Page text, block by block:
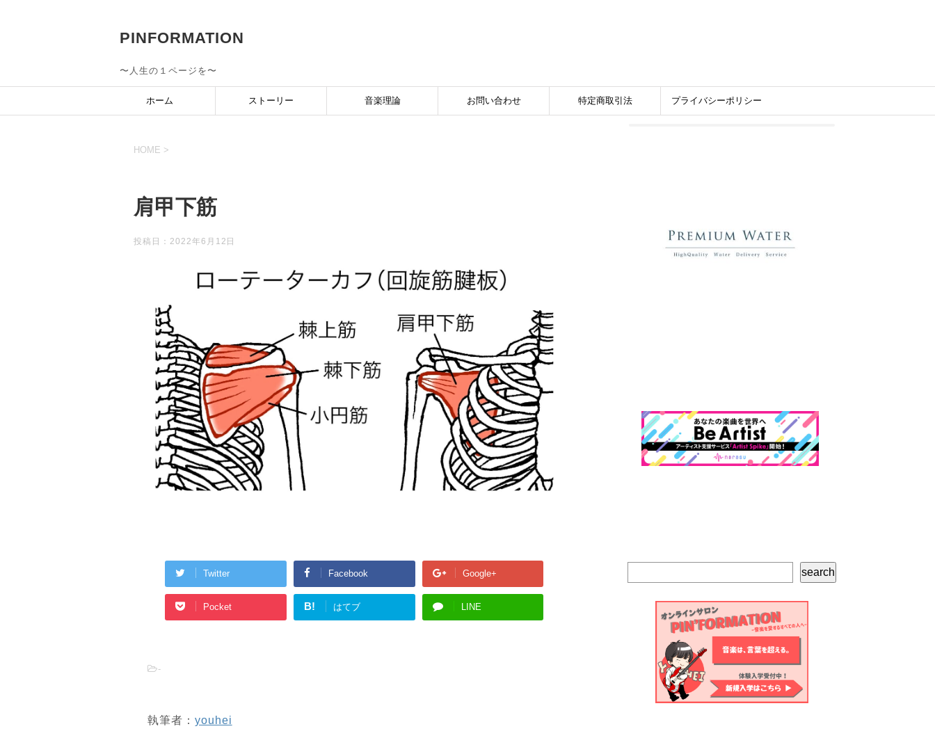
PINFORMATION
〜人生の１ページを〜
ホーム ストーリー 音楽理論 お問い合わせ 特定商取引法 プライバシーポリシー
HOME >
肩甲下筋
投稿日： 2022年6月12日
Twitter Facebook Google+
Pocket B! はてブ LINE
-
執筆者： youhei
索
search